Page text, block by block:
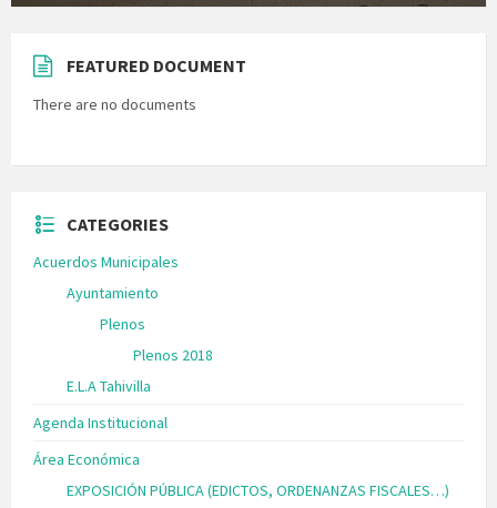
FEATURED DOCUMENT
There are no documents
CATEGORIES
Acuerdos Municipales
Ayuntamiento
Plenos
Plenos 2018
E.L.A Tahivilla
Agenda Institucional
Área Económica
EXPOSICIÓN PÚBLICA (EDICTOS, ORDENANZAS FISCALES…)